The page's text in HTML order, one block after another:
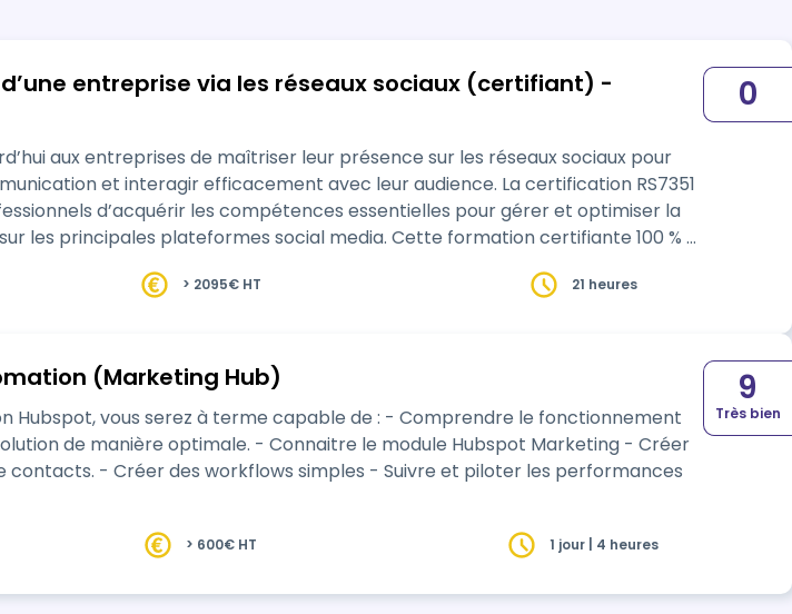
via les réseaux sociaux (certifiant) -
aux entreprises de maîtriser leur présence sur les réseaux sociaux pour
et interagir efficacement avec leur audience. La certification RS7351
d’acquérir les compétences essentielles pour gérer et optimiser la
social media. Cette formation certifiante 100 % à
0
> 2095€ HT 21 heures
(Marketing Hub)
à terme capable de : - Comprendre le fonctionnement
de manière optimale. - Connaitre le module Hubspot Marketing - Créer
contacts. - Créer des workflows simples - Suivre et piloter les performances
9
Très bien
> 600€ HT 1 jour | 4 heures